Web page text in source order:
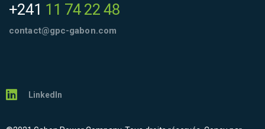
+241 11 74 22 48
contact@gpc-gabon.com
LinkedIn